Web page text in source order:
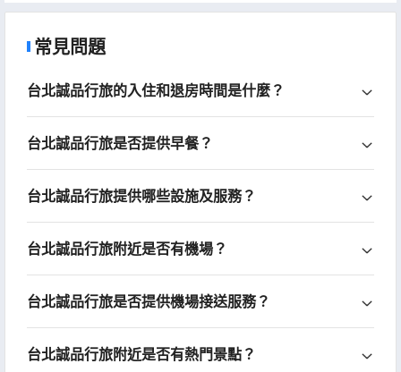
常見問題
台北誠品行旅的入住和退房時間是什麼？
台北誠品行旅是否提供早餐？
台北誠品行旅提供哪些設施及服務？
台北誠品行旅附近是否有機場？
台北誠品行旅是否提供機場接送服務？
台北誠品行旅附近是否有熱門景點？